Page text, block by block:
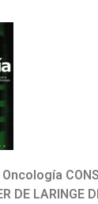
DE LARINGE